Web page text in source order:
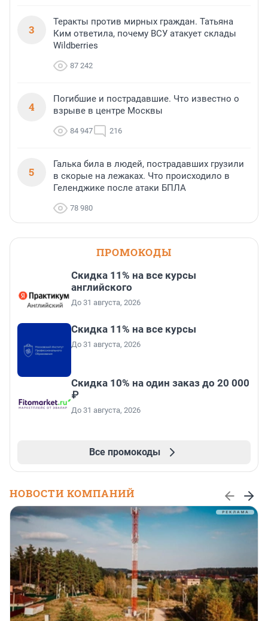
3
Теракты против мирных граждан. Татьяна
Ким ответила, почему ВСУ атакует склады
Wildberries
87 242
4
Погибшие и пострадавшие. Что известно о
взрыве в центре Москвы
84 947 216
5
Галька била в людей, пострадавших грузили
в скорые на лежаках. Что происходило в
Геленджике после атаки БПЛА
78 980
ПРОМОКОДЫ
Скидка 11% на все курсы
английского
До 31 августа, 2026
Скидка 11% на все курсы
До 31 августа, 2026
Скидка 10% на один заказ до 20 000
₽
До 31 августа, 2026
Все промокоды
НОВОСТИ КОМПАНИЙ